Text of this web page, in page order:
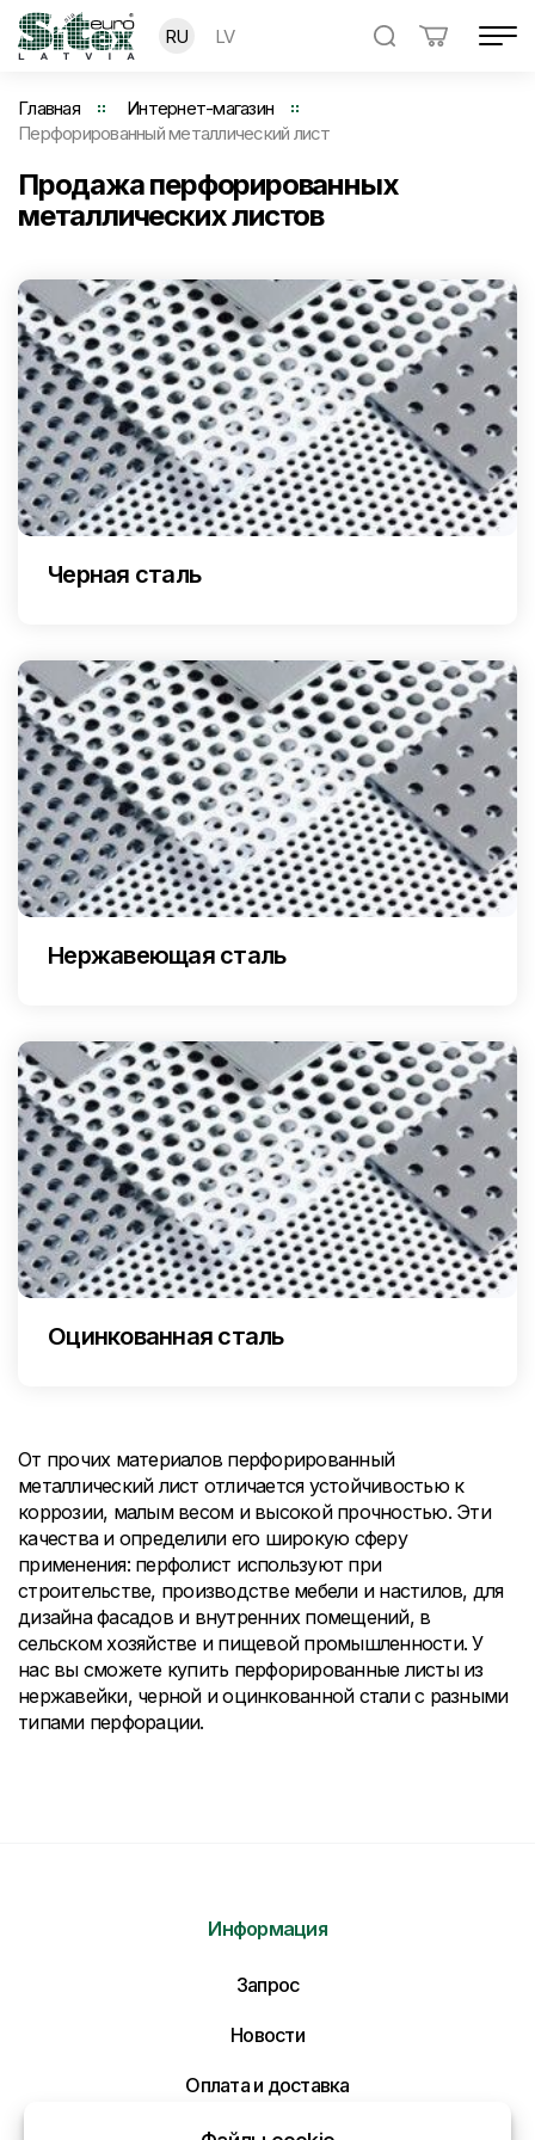
RU LV
Главная
Интернет-магазин
Перфорированный металлический лист
Продажа перфорированных
металлических листов
Черная сталь
Нержавеющая сталь
Оцинкованная сталь
От прочих материалов перфорированный
металлический лист отличается устойчивостью к
коррозии, малым весом и высокой прочностью. Эти
качества и определили его широкую сферу
применения: перфолист используют при
строительстве, производстве мебели и настилов, для
дизайна фасадов и внутренних помещений, в
сельском хозяйстве и пищевой промышленности. У
нас вы сможете купить перфорированные листы из
нержавейки, черной и оцинкованной стали с разными
типами перфорации.
Отправить нам сообщение
Напишите нам ваше сообщение и мы ответим
Информация
Запрос
Новости
Оплата и доставка
Политика конфиденциальности